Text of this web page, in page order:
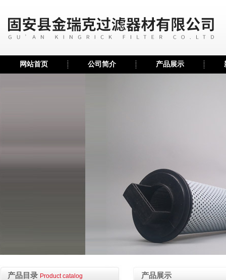
网站首页 公司简介 产品展示
产品目录 Product catalog 产品展示